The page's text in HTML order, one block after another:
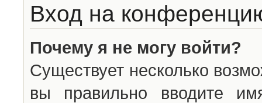
Вход на
Почему я не могу войти?
Существует несколько
вы правильно вводите